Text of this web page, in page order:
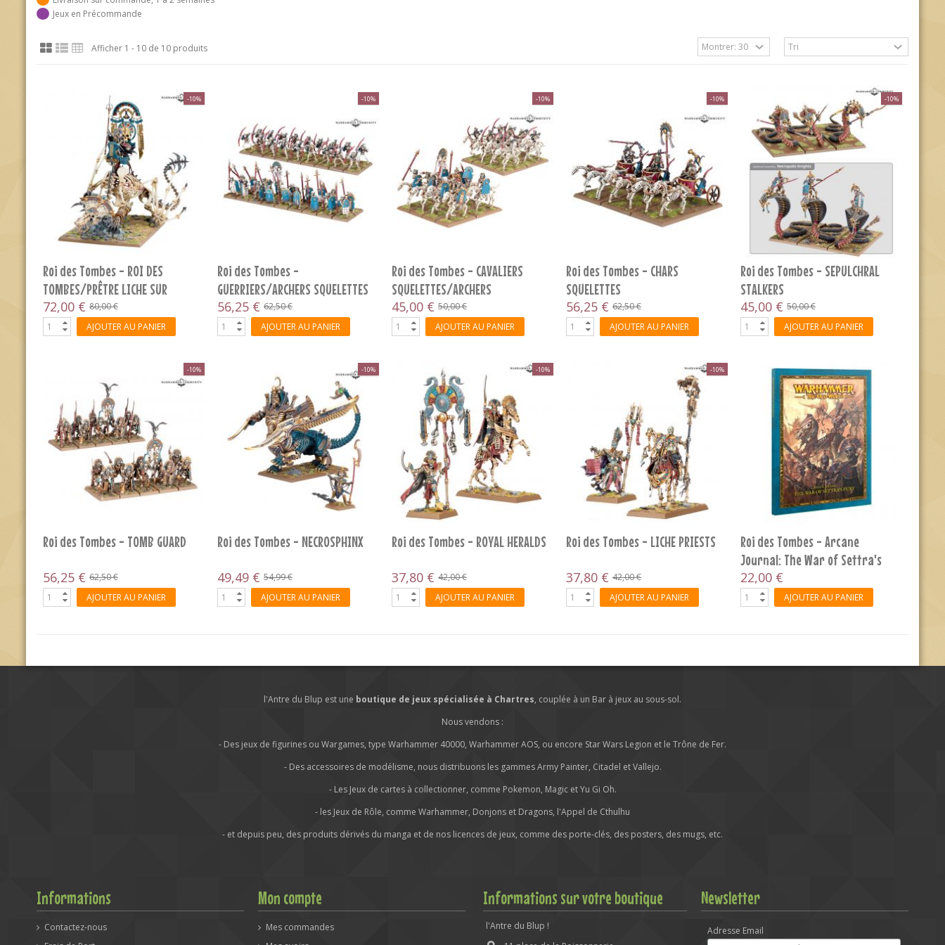
Jeux en Précommande
Afficher 1 - 10 de 10 produits
-10%
Roi des Tombes - ROI DES
TOMBES/PRÊTRE LICHE SUR
DRAGON...
72,00 € 80,00 €
AJOUTER AU PANIER
-10%
Roi des Tombes -
GUERRIERS/ARCHERS SQUELETTES
DES ROIS...
56,25 € 62,50 €
AJOUTER AU PANIER
-10%
Roi des Tombes - CAVALIERS
SQUELETTES/ARCHERS
SQUELETTES...
45,00 € 50,00 €
AJOUTER AU PANIER
-10%
Roi des Tombes - CHARS
SQUELETTES
56,25 € 62,50 €
AJOUTER AU PANIER
-10%
Roi des Tombes - SEPULCHRAL
STALKERS
45,00 € 50,00 €
AJOUTER AU PANIER
-10%
Roi des Tombes - TOMB GUARD
56,25 € 62,50 €
AJOUTER AU PANIER
-10%
Roi des Tombes - NECROSPHINX
49,49 € 54,99 €
AJOUTER AU PANIER
-10%
Roi des Tombes - ROYAL HERALDS
37,80 € 42,00 €
AJOUTER AU PANIER
-10%
Roi des Tombes - LICHE PRIESTS
37,80 € 42,00 €
AJOUTER AU PANIER
Roi des Tombes - Arcane
Journal: The War of Settra's
Fury...
22,00 €
AJOUTER AU PANIER
l'Antre du Blup est une boutique de jeux spécialisée à Chartres, couplée à un Bar à jeux au sous-sol.
Nous vendons :
- Des jeux de figurines ou Wargames, type Warhammer 40000, Warhammer AOS, ou encore Star Wars Legion et le Trône de Fer.
- Des accessoires de modélisme, nous distribuons les gammes Army Painter, Citadel et Vallejo.
- Les Jeux de cartes à collectionner, comme Pokemon, Magic et Yu Gi Oh.
- les Jeux de Rôle, comme Warhammer, Donjons et Dragons, l'Appel de Cthulhu
- et depuis peu, des produits dérivés du manga et de nos licences de jeux, comme des porte-clés, des posters, des mugs, etc.
Informations
Contactez-nous
Mon compte
Mes commandes
Informations sur votre boutique
l'Antre du Blup !
Newsletter
Adresse Email